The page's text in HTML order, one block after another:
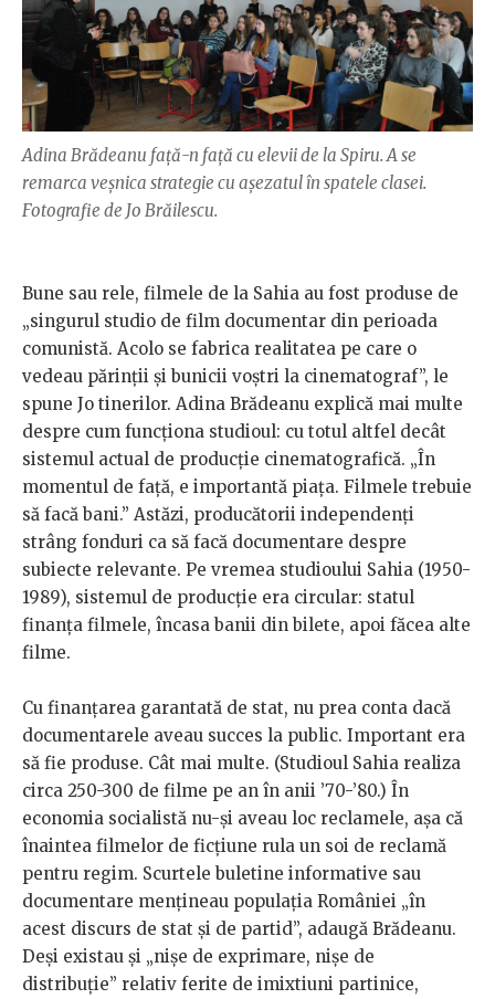
Adina Brădeanu față-n față cu elevii de la Spiru. A se
remarca veșnica strategie cu așezatul în spatele clasei.
Fotografie de Jo Brăilescu.
Bune sau rele, filmele de la Sahia au fost produse de
„singurul studio de film documentar din perioada
comunistă. Acolo se fabrica realitatea pe care o
vedeau părinții și bunicii voștri la cinematograf”, le
spune Jo tinerilor. Adina Brădeanu explică mai multe
despre cum funcționa studioul: cu totul altfel decât
sistemul actual de producție cinematografică. „În
momentul de față, e importantă piața. Filmele trebuie
să facă bani.” Astăzi, producătorii independenți
strâng fonduri ca să facă documentare despre
subiecte relevante. Pe vremea studioului Sahia (1950-
1989), sistemul de producție era circular: statul
finanța filmele, încasa banii din bilete, apoi făcea alte
filme.
Cu finanțarea garantată de stat, nu prea conta dacă
documentarele aveau succes la public. Important era
să fie produse. Cât mai multe. (Studioul Sahia realiza
circa 250-300 de filme pe an în anii ’70-’80.) În
economia socialistă nu-și aveau loc reclamele, așa că
înaintea filmelor de ficțiune rula un soi de reclamă
pentru regim. Scurtele buletine informative sau
documentare mențineau populația României „în
acest discurs de stat și de partid”, adaugă Brădeanu.
Deși existau și „nișe de exprimare, nișe de
distribuție” relativ ferite de imixtiuni partinice,